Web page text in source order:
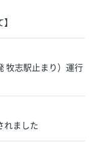
牧志駅止まり）運行
れました